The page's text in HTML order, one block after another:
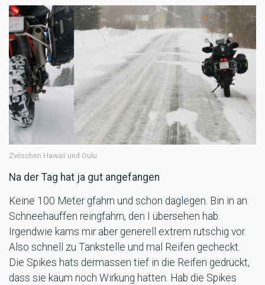
Zwischen Hawaii und Oulu
Na der Tag hat ja gut angefangen
Keine 100 Meter gfahrn und schon daglegen. Bin in an
Schneehauffen reingfahrn, den I übersehen hab.
Irgendwie kams mir aber generell extrem rutschig vor.
Also schnell zu Tankstelle und mal Reifen gecheckt.
Die Spikes hats dermassen tief in die Reifen gedrückt,
dass sie kaum noch Wirkung hatten. Hab die Spikes